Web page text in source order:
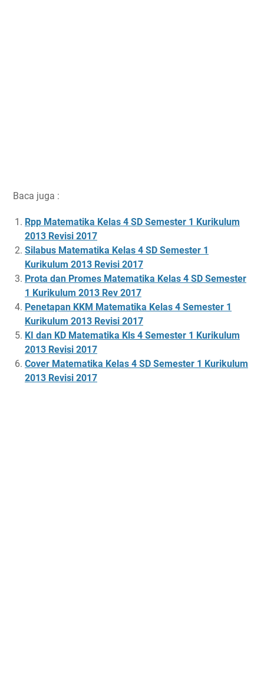
Baca juga :
Rpp Matematika Kelas 4 SD Semester 1 Kurikulum
2013 Revisi 2017
Silabus Matematika Kelas 4 SD Semester 1
Kurikulum 2013 Revisi 2017
Prota dan Promes Matematika Kelas 4 SD Semester
1 Kurikulum 2013 Rev 2017
Penetapan KKM Matematika Kelas 4 Semester 1
Kurikulum 2013 Revisi 2017
KI dan KD Matematika Kls 4 Semester 1 Kurikulum
2013 Revisi 2017
Cover Matematika Kelas 4 SD Semester 1 Kurikulum
2013 Revisi 2017